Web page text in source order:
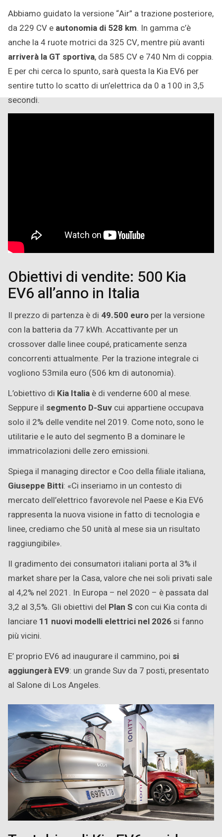
Abbiamo guidato la versione “Air” a trazione posteriore,
da 229 CV e autonomia di 528 km. In gamma c’è
anche la 4 ruote motrici da 325 CV, mentre più avanti
arriverà la GT sportiva, da 585 CV e 740 Nm di coppia.
E per chi cerca lo spunto, sarà questa la Kia EV6 per
sentire tutto lo scatto di un’elettrica da 0 a 100 in 3,5
secondi.
Obiettivi di vendite: 500 Kia
EV6 all’anno in Italia
Il prezzo di partenza è di 49.500 euro per la versione
con la batteria da 77 kWh. Accattivante per un
crossover dalle linee coupé, praticamente senza
concorrenti attualmente. Per la trazione integrale ci
vogliono 53mila euro (506 km di autonomia).
L’obiettivo di Kia Italia è di venderne 600 al mese.
Seppure il segmento D-Suv cui appartiene occupava
solo il 2% delle vendite nel 2019. Come noto, sono le
utilitarie e le auto del segmento B a dominare le
immatricolazioni delle zero emissioni.
Spiega il managing director e Coo della filiale italiana,
Giuseppe Bitti: «Ci inseriamo in un contesto di
mercato dell’elettrico favorevole nel Paese e Kia EV6
rappresenta la nuova visione in fatto di tecnologia e
linee, crediamo che 50 unità al mese sia un risultato
raggiungibile».
Il gradimento dei consumatori italiani porta al 3% il
market share per la Casa, valore che nei soli privati sale
al 4,2% nel 2021. In Europa – nel 2020 – è passata dal
3,2 al 3,5%. Gli obiettivi del Plan S con cui Kia conta di
lanciare 11 nuovi modelli elettrici nel 2026si fanno
più vicini.
E’ proprio EV6 ad inaugurare il cammino, poi si
aggiungerà EV9: un grande Suv da 7 posti, presentato
al Salone di Los Angeles.